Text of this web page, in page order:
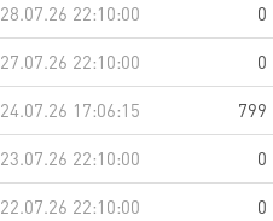
28.07.26 22:10:00
0
27.07.26 22:10:00
0
24.07.26 17:06:15
799
23.07.26 22:10:00
0
22.07.26 22:10:00
0